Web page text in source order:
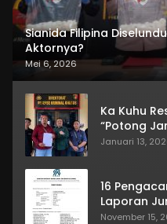
Sianida Filipina
Aktornya?
Mei 6, 2026
Ka Kuhu
“Potong
Januari 13,
16
Laporan
November 15,